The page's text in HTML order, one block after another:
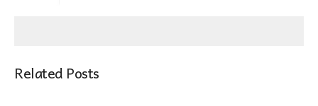
Related Posts